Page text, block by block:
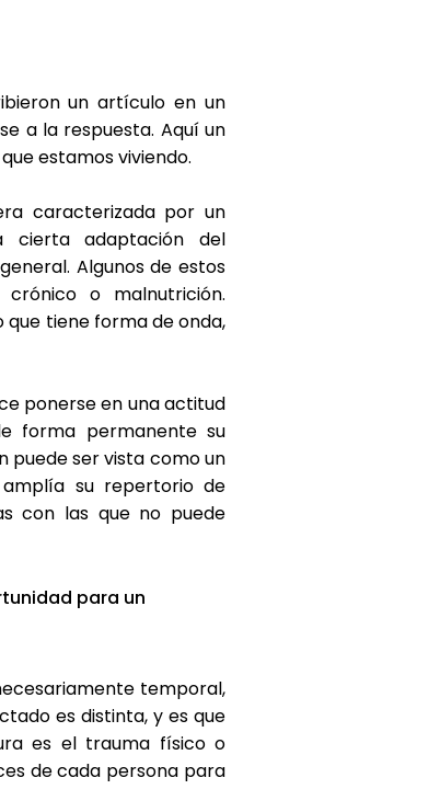
un artículo en un
a la respuesta. Aquí un
estamos viviendo.
caracterizada por un
cierta adaptación del
Algunos de estos
o malnutrición.
que tiene forma de onda,
ponerse en una actitud
forma permanente su
puede ser vista como un
su repertorio de
con las que no puede
para un
temporal,
es distinta, y es que
es el trauma físico o
de cada persona para